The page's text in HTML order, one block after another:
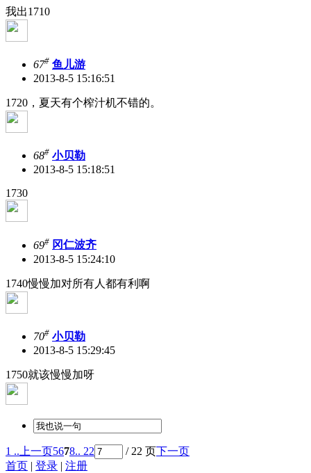
我出1710
67# 鱼儿游
2013-8-5 15:16:51
1720，夏天有个榨汁机不错的。
68# 小贝勒
2013-8-5 15:18:51
1730
69# 冈仁波齐
2013-8-5 15:24:10
1740慢慢加对所有人都有利啊
70# 小贝勒
2013-8-5 15:29:45
1750就该慢慢加呀
1 .. 上一页5678.. 22 / 22 页下一页
首页 | 登录 | 注册